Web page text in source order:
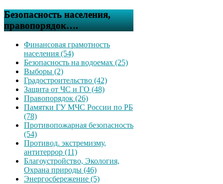
Безопасность населения,
правопорядок….
Финансовая грамотность
населения (54)
Безопасность на водоемах (25)
Выборы (2)
Градостроительство (42)
Защита от ЧС и ГО (48)
Правопорядок (26)
Памятки ГУ МЧС России по РБ
(78)
Противопожарная безопасность
(54)
Противод. экстремизму,
антитеррор (11)
Благоустройство, Экология,
Охрана природы (46)
Энергосбережение (5)